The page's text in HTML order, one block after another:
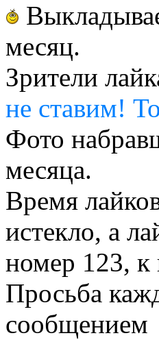
месяц.
Зрители
не ставим!
Фото
месяца.
Время
истекло, а
номер 123, к
Просьба
сообщением